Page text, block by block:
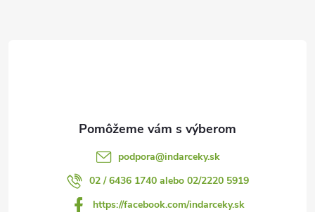
podpora@indarceky.sk
02 / 6436 1740 alebo 02/2220 5919
https://facebook.com/indarceky.sk